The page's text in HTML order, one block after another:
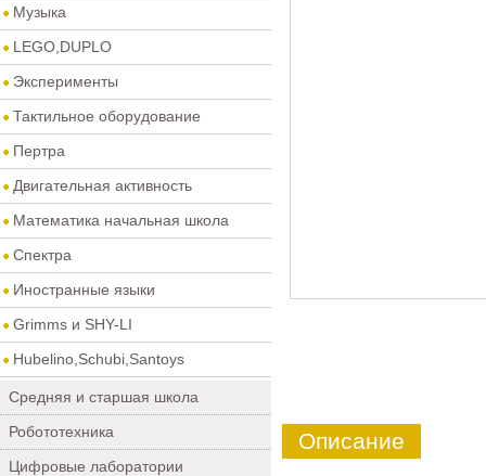
Музыка
LEGO,DUPLO
Эксперименты
Тактильное оборудование
Пертра
Двигательная активность
Математика начальная школа
Спектра
Иностранные языки
Grimms и SHY-LI
Hubelino,Schubi,Santoys
Средняя и старшая школа
Робототехника
Цифровые лаборатории
Описание